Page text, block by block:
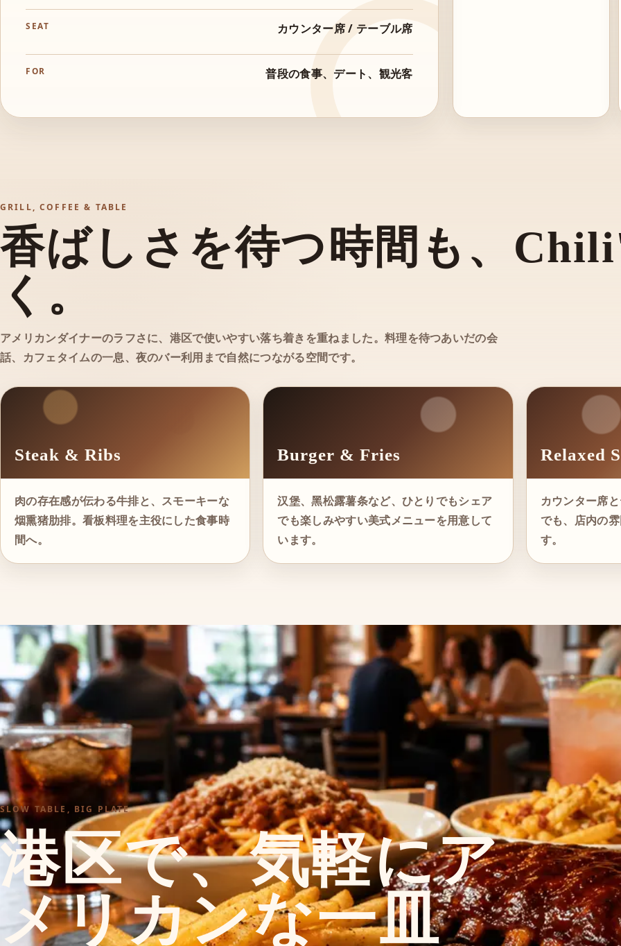
SEAT カウンター席 / テーブル席
FOR 普段の食事、デート、観光客
GRILL, COFFEE & TABLE
香ばしさを待つ時間も、
く。
アメリカンダイナーのラフさに、港区で使いやすい落ち着きを重ねました。料理を待つあいだの会
話、カフェタイムの一息、夜のバー利用まで自然につながる空間です。
Steak & Ribs
肉の存在感が伝わる牛排と、スモーキーな
烟熏猪肋排。看板料理を主役にした食事時
間へ。
Burger & Fries
汉堡、黑松露薯条など、ひとりでもシェア
でも楽しみやすい美式メニューを用意して
います。
Relaxed
カウンター席
でも、店内の
す。
SLOW TABLE, BIG PLATE
港区で、気軽にア
メリカンな一皿